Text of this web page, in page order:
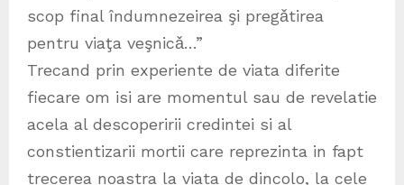
scop final îndumnezeirea şi pregǎtirea
pentru viaţa veşnicǎ…”
Trecand prin experiente de viata diferite
fiecare om isi are momentul sau de revelatie
acela al descoperirii credintei si al
constientizarii mortii care reprezinta in fapt
trecerea noastra la viata de dincolo, la cele